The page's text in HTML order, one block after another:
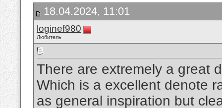
18.04.2024, 11:01
loginef980
Любитель
There are extremely a great
Which is a excellent denote
as general inspiration but